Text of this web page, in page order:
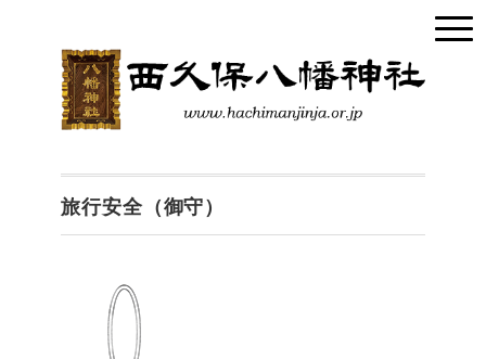
旅行安全（御守）